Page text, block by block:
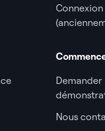
Demander
Nous